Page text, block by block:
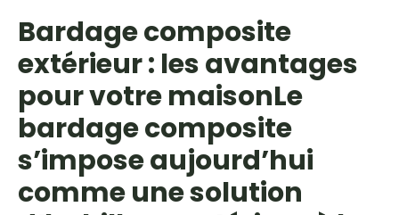
Bardage composite
extérieur : les avantages
pour votre maisonLe
bardage composite
s’impose aujourd’hui
comme une solution